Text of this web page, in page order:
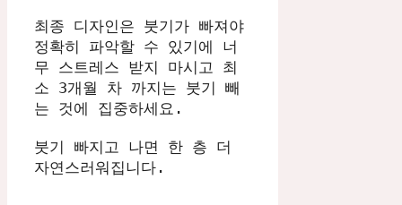
최종 디자인은 붓기가 빠져야
정확히 파악할 수 있기에 너
무 스트레스 받지 마시고 최
소 3개월 차 까지는 붓기 빼
는 것에 집중하세요.
붓기 빠지고 나면 한 층 더
자연스러워집니다.